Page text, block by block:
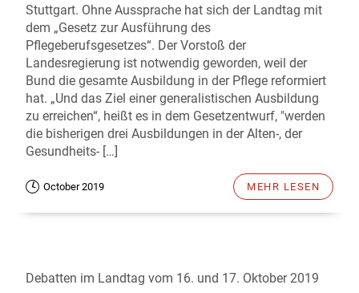
Stuttgart. Ohne Aussprache hat sich der Landtag mit
dem „Gesetz zur Ausführung des
Pflegeberufsgesetzes“. Der Vorstoß der
Landesregierung ist notwendig geworden, weil der
Bund die gesamte Ausbildung in der Pflege reformiert
hat. „Und das Ziel einer generalistischen Ausbildung
zu erreichen“, heißt es in dem Gesetzentwurf, "werden
die bisherigen drei Ausbildungen in der Alten-, der
Gesundheits- […]
October 2019 MEHR LESEN
Debatten im Landtag vom 16. und 17. Oktober 2019